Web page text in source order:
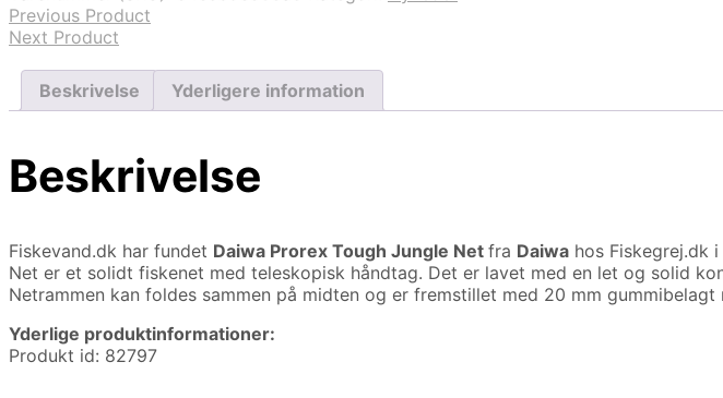
Previous Product
Next Product
Beskrivelse Yderligere information
Beskrivelse
Fiskevand.dk har fundet Daiwa Prorex Tough Jungle Net fra Daiwa hos Fiskegrej.dk
Net er et solidt fiskenet med teleskopisk håndtag. Det er lavet med en let og solid
Netrammen kan foldes sammen på midten og er fremstillet med 20 mm
Yderlige produktinformationer:
Produkt id: 82797